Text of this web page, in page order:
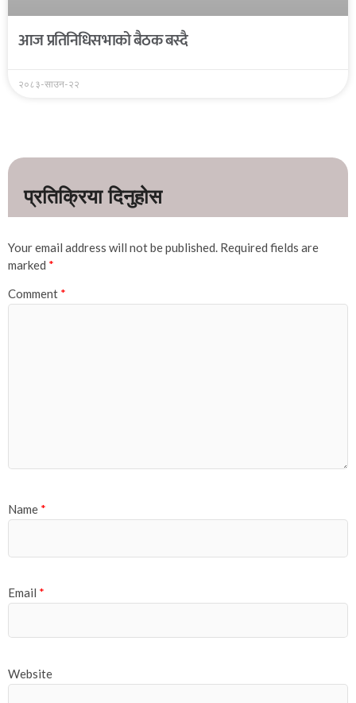
आज प्रतिनिधिसभाको बैठक बस्दै
२०८३-साउन-२२
Your email address will not be published. Required fields are
marked *
Comment *
Name *
Email *
Website